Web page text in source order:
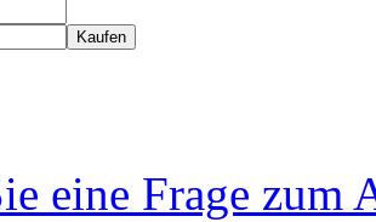
eine Frage zum